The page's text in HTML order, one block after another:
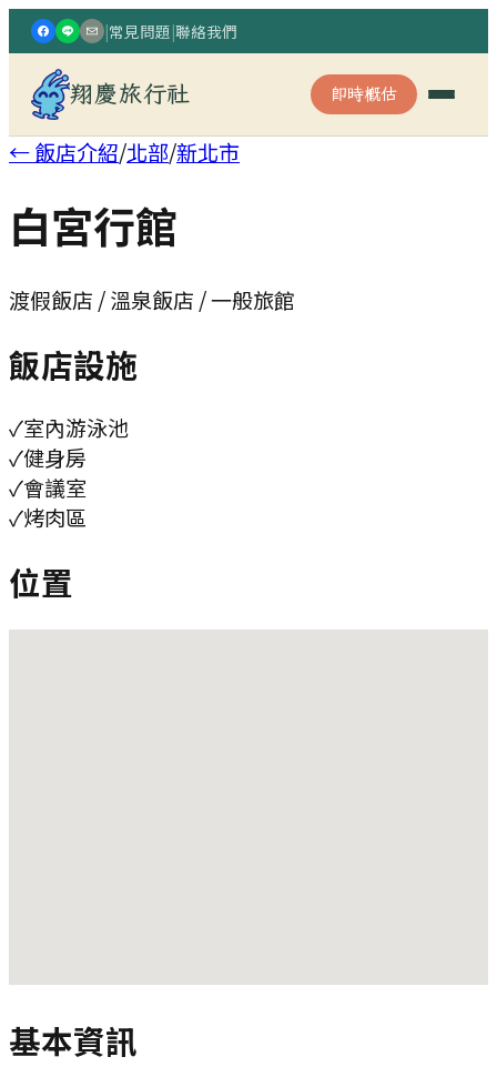
|常見問題|聯絡我們
翔慶旅行社 即時概估
← 飯店介紹/北部/新北市
白宮行館
渡假飯店 / 溫泉飯店 / 一般旅館
飯店設施
✓室內游泳池
✓健身房
✓會議室
✓烤肉區
位置
基本資訊